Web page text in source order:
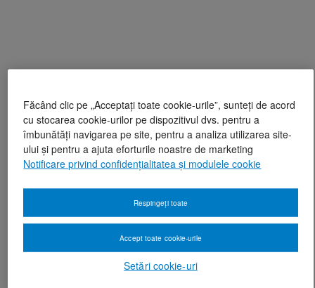
Făcând clic pe „Acceptați toate cookie-urile”, sunteți de acord
cu stocarea cookie-urilor pe dispozitivul dvs. pentru a
îmbunătăți navigarea pe site, pentru a analiza utilizarea site-
ului și pentru a ajuta eforturile noastre de marketing
Notificare privind confidențialitatea și modulele cookie
Setări cookie-uri
Respingeți toate
Accept toate cookie-urile